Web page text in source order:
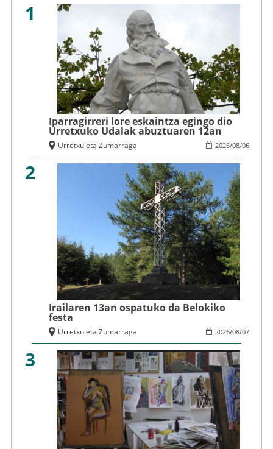
1
Iparragirreri lore eskaintza egingo dio
Urretxuko Udalak abuztuaren 12an
2026/08/06
Urretxu eta Zumarraga
2
Irailaren 13an ospatuko da Belokiko
festa
2026/08/07
Urretxu eta Zumarraga
3